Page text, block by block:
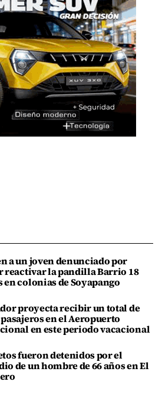
a un joven denunciado por
reactivar la pandilla Barrio 18
en colonias de Soyapango
proyecta recibir un total de
pasajeros en el Aeropuerto
en este periodo vacacional
fueron detenidos por el
de un hombre de 66 años en El